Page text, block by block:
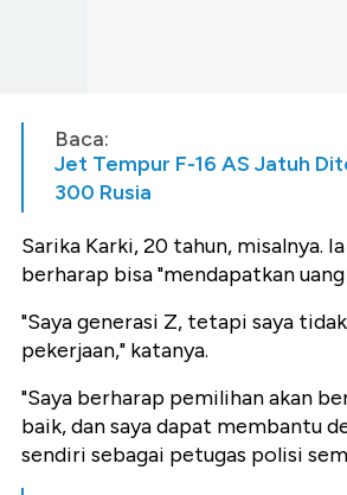
Baca:
Jet Tempur F-16 AS Jatuh
300 Rusia
Sarika Karki, 20 tahun, misalnya.
berharap bisa "mendapatkan uang
"Saya generasi Z, tetapi saya
pekerjaan," katanya.
"Saya berharap pemilihan akan
baik, dan saya dapat membantu
sendiri sebagai petugas polisi